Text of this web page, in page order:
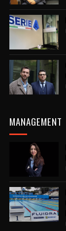
MANAGEMENT